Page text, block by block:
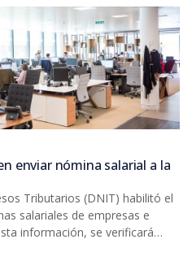
enviar nómina salarial a la
Tributarios (DNIT) habilitó el
salariales de empresas e
información, se verificará
Impuesto a la Renta Personal